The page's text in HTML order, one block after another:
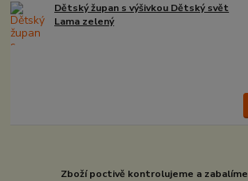
Dětský župan s výšivkou Dětský svět
Lama zelený
Zboží poctivě kontrolujeme a zabalíme